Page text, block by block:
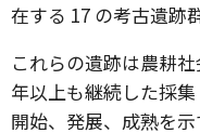
在する 17 の考古遺跡
これらの遺跡は農耕
年以上も継続した採
開始、発展、成熟を